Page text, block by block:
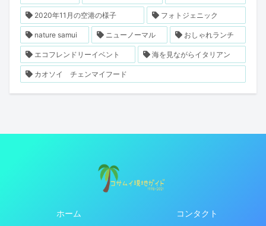
2020年11月の空港の様子 フォトジェニック
nature samui ニューノーマル おしゃれランチ
エコフレンドリーイベント 海を見ながらイタリアン
カオソイ チェンマイフード
ホーム
コンタクト